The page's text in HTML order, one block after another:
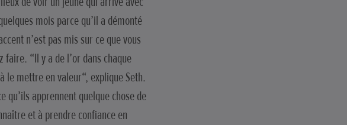
mois parce qu’il a démonté
n’est pas mis sur ce que vous
“Il y a de l’or dans chaque
mettre en valeur“, explique Seth.
qu’ils apprennent quelque chose de
et à prendre confiance en